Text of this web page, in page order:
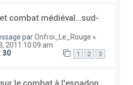
combat médiéval...sud-
parOnfroi_Le_Rouge «
2011 10:09 am
30 1 2 3
le combat à l'espadon.